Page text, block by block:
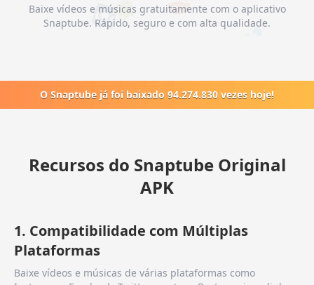
Baixe vídeos e músicas gratuitamente com o aplicativo
Snaptube. Rápido, seguro e com alta qualidade.
O Snaptube já foi baixado 94.274.830 vezes hoje!
Recursos do Snaptube Original
APK
1. Compatibilidade com Múltiplas
Plataformas
Baixe vídeos e músicas de várias plataformas como